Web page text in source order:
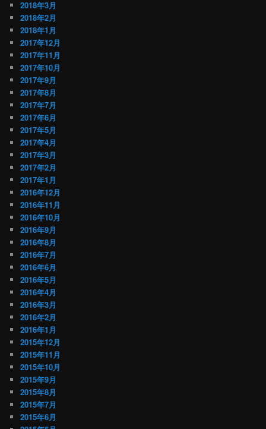
2018年3月
2018年2月
2018年1月
2017年12月
2017年11月
2017年10月
2017年9月
2017年8月
2017年7月
2017年6月
2017年5月
2017年4月
2017年3月
2017年2月
2017年1月
2016年12月
2016年11月
2016年10月
2016年9月
2016年8月
2016年7月
2016年6月
2016年5月
2016年4月
2016年3月
2016年2月
2016年1月
2015年12月
2015年11月
2015年10月
2015年9月
2015年8月
2015年7月
2015年6月